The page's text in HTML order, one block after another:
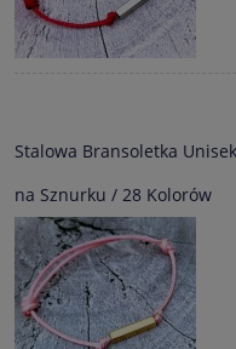
Stalowa Bransoletka
na Sznurku / 28 Kolorów